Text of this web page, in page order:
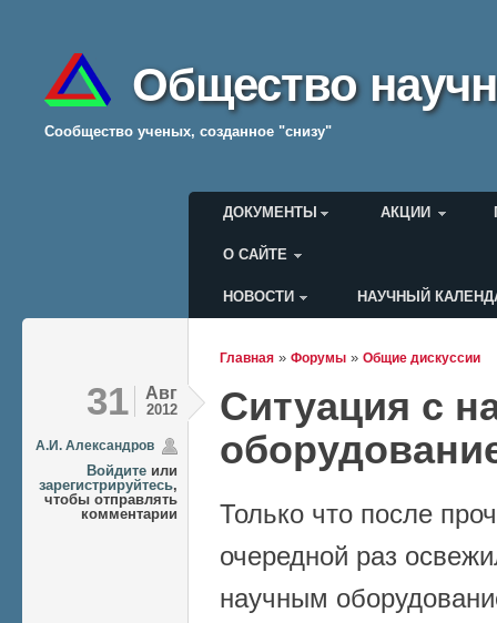
Общество
Cообщество ученых, созданное "снизу"
Главное меню
ДОКУМЕНТЫ АКЦИИ
О САЙТЕ
Меню пользователя
НОВОСТИ НАУЧНЫЙ
Главная » Форумы » Общие дискуссии
31 Авг
2012
А.И. Александров
Войдите или
зарегистрируйтесь,
чтобы отправлять
комментарии
Ситуация с
Только что после
очередной раз
научным